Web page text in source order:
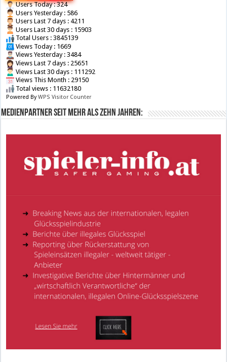
Users Today : 324
Users Yesterday : 586
Users Last 7 days : 4211
Users Last 30 days : 15903
Total Users : 3845139
Views Today : 1669
Views Yesterday : 3484
Views Last 7 days : 25651
Views Last 30 days : 111292
Views This Month : 29150
Total views : 11632180
Powered ByWPS Visitor Counter
Medienpartner seit mehr als zehn Jahren: